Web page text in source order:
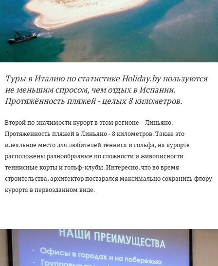
Туры в Италию по статистике Holiday.by пользуются
не меньшим спросом, чем отдых в Испании.
Протяжённость пляжей - целых 8 километров.
Второй по значимости курорт в этом регионе – Линьяно.
Протяженность пляжей в Линьяно - 8 километров. Также это
идеальное место для любителей тенниса и гольфа, на курорте
расположены разнообразные по сложности и живописности
теннисные корты и гольф-клубы. Интересно, что во время
строительства, архитектор постарался максимально сохранить флору
курорта в первозданном виде.